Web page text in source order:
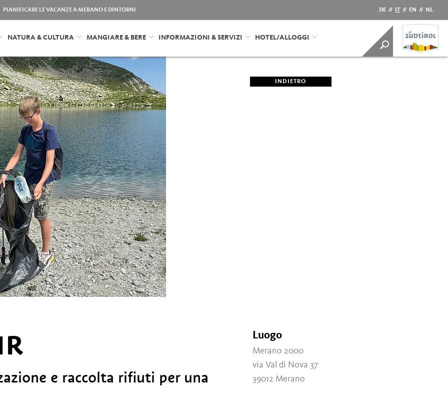
PIANIFICARE LE VACANZE A MERANO E DINTORNI DE // IT // EN // NL
NATURA & CULTURA MANGIARE & BERE INFORMAZIONI & SERVIZI HOTEL/ALLOGGI
INDIETRO
e raccolta rifiuti per una
Luogo
Merano 2000
via Val di Nova 37
39012 Merano